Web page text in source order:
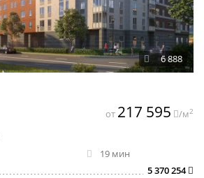
6 888
19 мин
5 370 254
от 217 595 /м2